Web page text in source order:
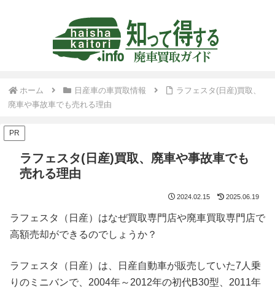
ホーム 日産車の車買取情報
ラフェスタ(日産)買取、
廃車や事故車でも売れる理由
PR
ラフェスタ(日産)買取、廃車や事故車でも
売れる理由
2024.02.15 2025.06.19
ラフェスタ（日産）はなぜ買取専門店や廃車買取専門店で
高額売却ができるのでしょうか？
ラフェスタ（日産）は、日産自動車が販売していた7人乗
りのミニバンで、2004年～2012年の初代B30型、2011年